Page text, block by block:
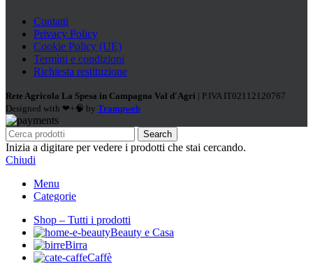
Contatti
Privacy Policy
Cookie Policy (UE)
Termini e condizioni
Richiesta restituzione
Rete Agricola La Spesa in Campagna Val d'Agri | P.IVA IT02112120767
Designed with ❤+🧠 by Trampweb
Search
Inizia a digitare per vedere i prodotti che stai cercando.
Chiudi
Menu
Categorie
Shop – Tutti i prodotti
Beauty e Casa
Birra
Caffè